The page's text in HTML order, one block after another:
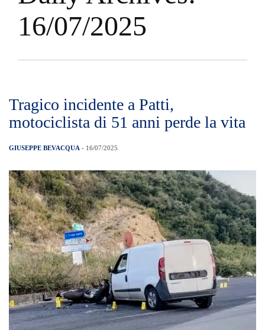
16/07/2025
Tragico incidente a Patti,
motociclista di 51 anni perde la vita
GIUSEPPE BEVACQUA - 16/07/2025